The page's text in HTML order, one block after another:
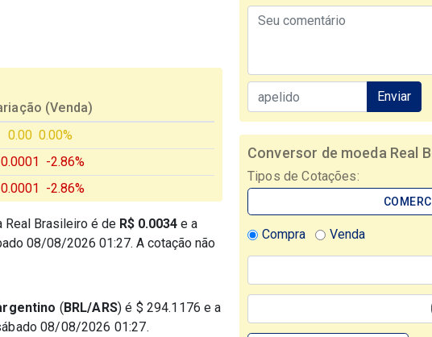
(Venda)
0.00 0.00%
-2.86%
-2.86%
Real Brasileiro é de R$ 0.0034 e a
08/08/2026 01:27. A cotação não
(BRL/ARS) é $ 294.1176 e a
08/08/2026 01:27.
Enviar
Conversor de moeda Real
Tipos de Cotações:
Compra Venda